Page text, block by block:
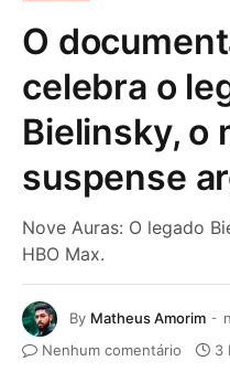
O
celebra o
Bielinsky, o
suspense
Nove Auras: O legado
HBO Max.
By Matheus Amorim
Nenhum comentário
3